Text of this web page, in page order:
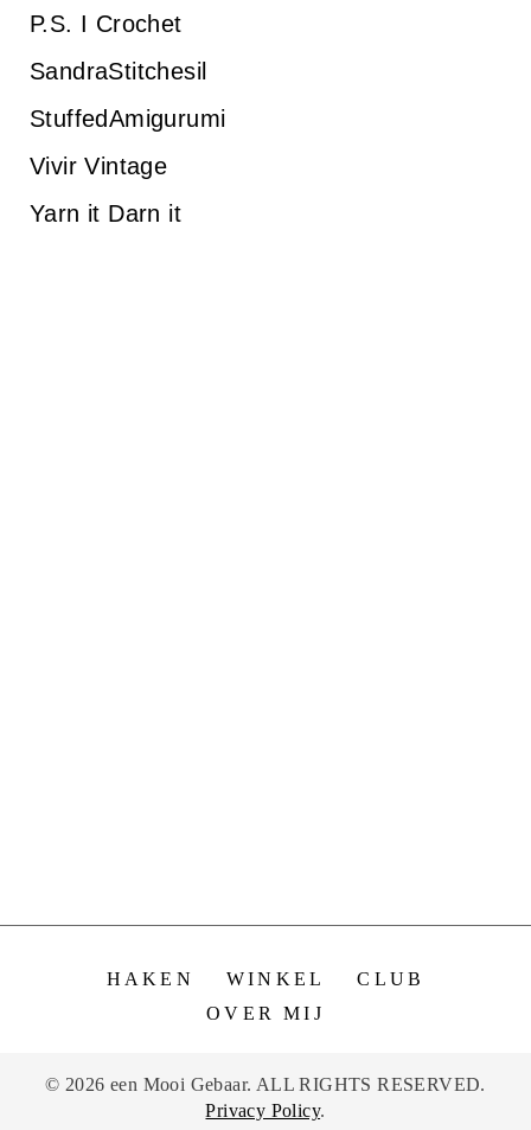
P.S. I Crochet
SandraStitchesil
StuffedAmigurumi
Vivir Vintage
Yarn it Darn it
HAKEN WINKEL
CLUB
OVER MIJ
© 2026 een Mooi Gebaar. ALL RIGHTS RESERVED.
Privacy Policy.